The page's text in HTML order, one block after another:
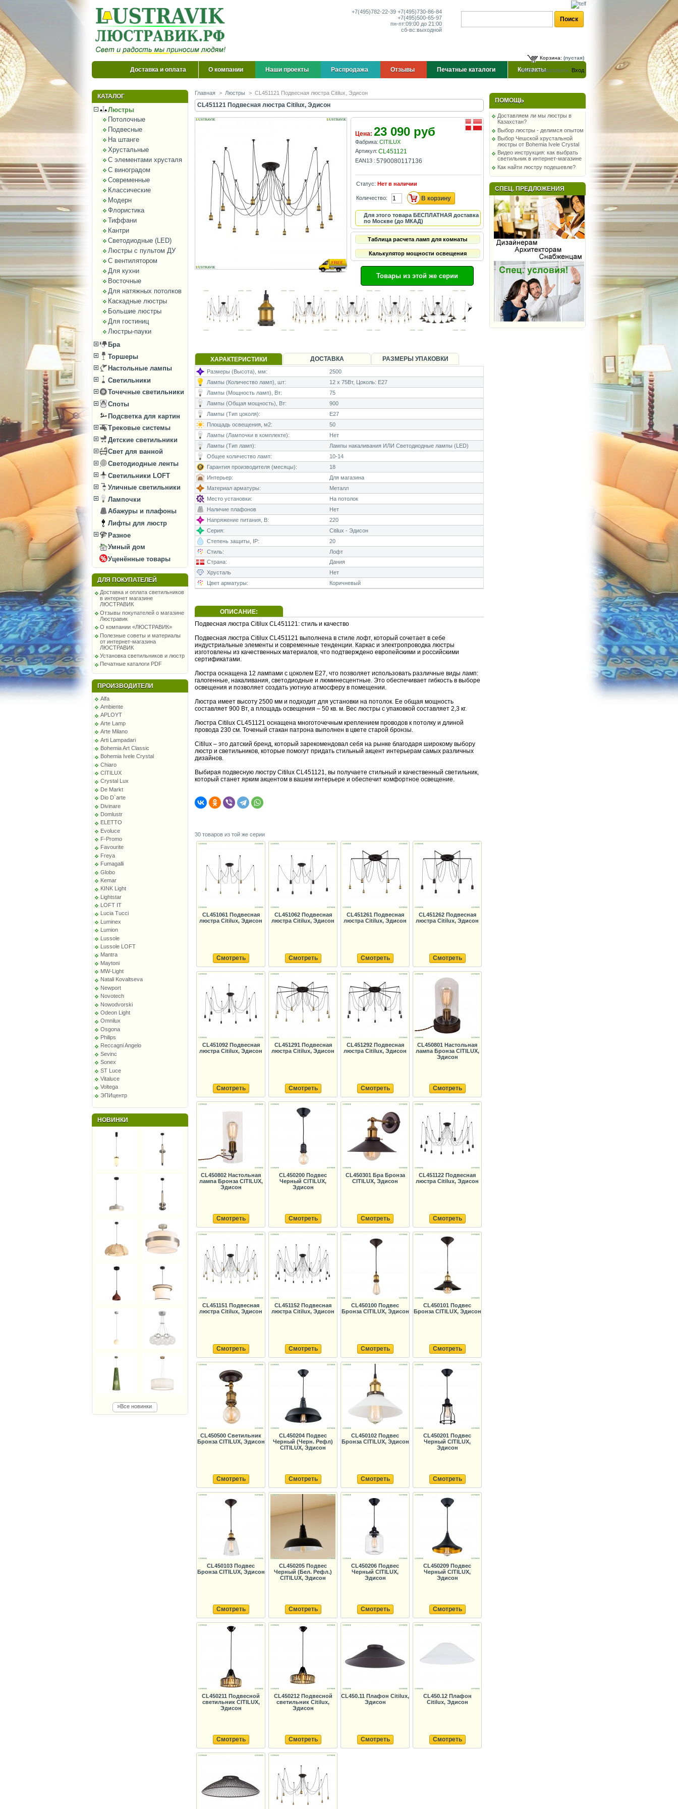
+7(495)782-22-39 +7(495)730-86-84
+7(495)500-65-97
пн-пт:09:00 до 21:00
сб-вс:выходной
Корзина: (пустая)
Добро пожаловать, Вход
Доставка и оплата О компании Наши проекты Распродажа Отзывы Печатные каталоги Контакты
КАТАЛОГ
Люстры
Потолочные
Подвесные
На штанге
Хрустальные
С элементами хрусталя
С виноградом
Современные
Классические
Модерн
Флористика
Тиффани
Кантри
Светодиодные (LED)
Люстры с пультом ДУ
С вентилятором
Для кухни
Восточные
Для натяжных потолков
Каскадные люстры
Большие люстры
Для гостиниц
Люстры-пауки
Бра
Торшеры
Настольные лампы
Светильники
Точечные светильники
Споты
Подсветка для картин
Трековые системы
Детские светильники
Свет для ванной
Светодиодные ленты
Светильники LOFT
Уличные светильники
Лампочки
Абажуры и плафоны
Лифты для люстр
Разное
Умный дом
Уценённые товары
ДЛЯ ПОКУПАТЕЛЕЙ
Доставка и оплата светильников
в интернет магазине
ЛЮСТРАВИК
Отзывы покупателей о магазине
Люстравик
О компании «ЛЮСТРАВИК»
Полезные советы и материалы
от интернет-магазина
ЛЮСТРАВИК
Установка светильников и люстр
Печатные каталоги PDF
ПРОИЗВОДИТЕЛИ
Alfa
Ambiente
APLOYT
Arte Lamp
Arte Milano
Arti Lampadari
Bohemia Art Classic
Bohemia Ivele Crystal
Chiaro
CITILUX
Crystal Lux
De Markt
Dio D`arte
Divinare
Domlustr
ELETTO
Evoluce
F-Promo
Favourite
Freya
Fumagalli
Globo
Kemar
KINK Light
Lightstar
LOFT IT
Lucia Tucci
Luminex
Lumion
Lussole
Lussole LOFT
Mantra
Maytoni
MW-Light
Natali Kovaltseva
Newport
Novotech
Nowodvorski
Odeon Light
Omnilux
Osgona
Philips
Reccagni Angelo
Sevinc
Sonex
ST Luce
Vitaluce
Voltega
ЭПИцентр
НОВИНКИ
»Все новинки
Главная > Люстры > CL451121 Подвесная люстра Citilux, Эдисон
CL451121 Подвесная люстра Citilux, Эдисон
Цена: 23 090 руб
Фабрика: CITILUX
Артикул: CL451121
EAN13 : 5790080117136
Статус: Нет в наличии
Количество:
Для этого товара БЕСПЛАТНАЯ доставка
по Москве (до МКАД)
Таблица расчета ламп для комнаты
Калькулятор мощности освещения
Товары из этой же серии
ХАРАКТЕРИСТИКИ ДОСТАВКА РАЗМЕРЫ УПАКОВКИ
Размеры (Высота), мм:
2500
Лампы (Количество ламп), шт:
12 x 75Вт, Цоколь: E27
Лампы (Мощность ламп), Вт:
75
Лампы (Общая мощность), Вт:
900
Лампы (Тип цоколя):
E27
Площадь освещения, м2:
50
Лампы (Лампочки в комплекте):
Нет
Лампы (Тип ламп):
Лампы накаливания ИЛИ Светодиодные лампы (LED)
Общее количество ламп:
10-14
Гарантия производителя (месяцы):
18
Интерьер:
Для магазина
Материал арматуры:
Металл
Место установки:
На потолок
Наличие плафонов
Нет
Напряжение питания, В:
220
Серия:
Citilux - Эдисон
Степень защиты, IP:
20
Стиль:
Лофт
Страна:
Дания
Хрусталь
Нет
Цвет арматуры:
Коричневый
ОПИСАНИЕ:
Подвесная люстра Citilux CL451121: стиль и качество
Подвесная люстра Citilux CL451121 выполнена в стиле лофт, который сочетает в себе
индустриальные элементы и современные тенденции. Каркас и электропроводка люстры
изготовлены из качественных материалов, что подтверждено европейскими и российскими
сертификатами.
Люстра оснащена 12 лампами с цоколем E27, что позволяет использовать различные виды ламп:
галогенные, накаливания, светодиодные и люминесцентные. Это обеспечивает гибкость в выборе
освещения и позволяет создать уютную атмосферу в помещении.
Люстра имеет высоту 2500 мм и подходит для установки на потолок. Ее общая мощность
составляет 900 Вт, а площадь освещения – 50 кв. м. Вес люстры с упаковкой составляет 2,3 кг.
Люстра Citilux CL451121 оснащена многоточечным креплением проводов к потолку и длиной
провода 230 см. Точеный стакан патрона выполнен в цвете старой бронзы.
Citilux – это датский бренд, который зарекомендовал себя на рынке благодаря широкому выбору
люстр и светильников, которые помогут придать стильный акцент интерьерам самых различных
дизайнов.
Выбирая подвесную люстру Citilux CL451121, вы получаете стильный и качественный светильник,
который станет ярким акцентом в вашем интерьере и обеспечит комфортное освещение.
30 товаров из той же серии
CL451061 Подвесная
люстра Citilux, Эдисон
Смотреть
CL451062 Подвесная
люстра Citilux, Эдисон
Смотреть
CL451261 Подвесная
люстра Citilux, Эдисон
Смотреть
CL451262 Подвесная
люстра Citilux, Эдисон
Смотреть
CL451092 Подвесная
люстра Citilux, Эдисон
Смотреть
CL451291 Подвесная
люстра Citilux, Эдисон
Смотреть
CL451292 Подвесная
люстра Citilux, Эдисон
Смотреть
CL450801 Настольная
лампа Бронза CITILUX,
Эдисон
Смотреть
CL450802 Настольная
лампа Бронза CITILUX,
Эдисон
Смотреть
CL450200 Подвес
Черный CITILUX,
Эдисон
Смотреть
CL450301 Бра Бронза
CITILUX, Эдисон
Смотреть
CL451122 Подвесная
люстра Citilux, Эдисон
Смотреть
CL451151 Подвесная
люстра Citilux, Эдисон
Смотреть
CL451152 Подвесная
люстра Citilux, Эдисон
Смотреть
CL450100 Подвес
Бронза CITILUX, Эдисон
Смотреть
CL450101 Подвес
Бронза CITILUX, Эдисон
Смотреть
CL450500 Светильник
Бронза CITILUX, Эдисон
Смотреть
CL450204 Подвес
Черный (Черн. Рефл)
CITILUX, Эдисон
Смотреть
CL450102 Подвес
Бронза CITILUX, Эдисон
Смотреть
CL450201 Подвес
Черный CITILUX,
Эдисон
Смотреть
CL450103 Подвес
Бронза CITILUX, Эдисон
Смотреть
CL450205 Подвес
Черный (Бел. Рефл.)
CITILUX, Эдисон
Смотреть
CL450206 Подвес
Черный CITILUX,
Эдисон
Смотреть
CL450209 Подвес
Черный CITILUX,
Эдисон
Смотреть
CL450211 Подвесной
светильник CITILUX,
Эдисон
Смотреть
CL450212 Подвесной
светильник Citilux,
Эдисон
Смотреть
CL450.11 Плафон Citilux,
Эдисон
Смотреть
CL450.12 Плафон
Citilux, Эдисон
Смотреть
ПОМОЩЬ
Доставляем ли мы люстры в
Казахстан?
Выбор люстры - делимся опытом
Выбор Чешской хрустальной
люстры от Bohemia Ivele Crystal
Видео инструкция: как выбрать
светильник в интернет-магазине
Как найти люстру подешевле?
СПЕЦ. ПРЕДЛОЖЕНИЯ